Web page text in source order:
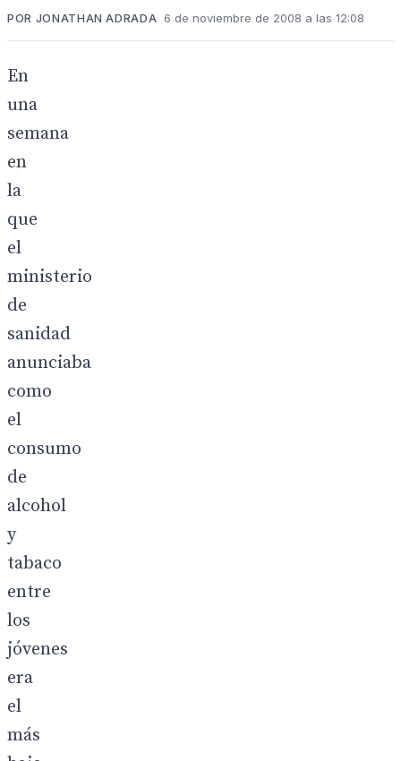
POR JONATHAN ADRADA 6 de noviembre de 2008 a las 12:08
En
una
semana
en
la
que
el
ministerio
de
sanidad
anunciaba
como
el
consumo
de
alcohol
y
tabaco
entre
los
jóvenes
era
el
más